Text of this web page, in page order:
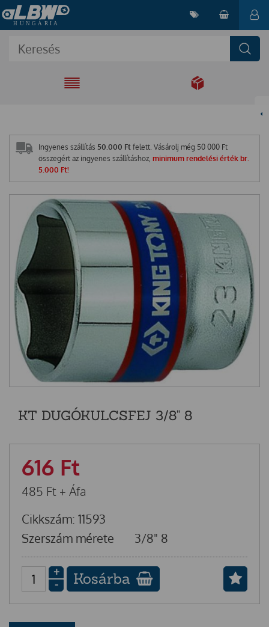
EGYÜTT A
Ingyenes szállítás 50.000 Ft felett. Vásárolj még 50 000 Ft
összegért az ingyenes szállításhoz, minimum rendelési érték br.
5.000 Ft!
KT DUGÓKULCSFEJ 3/8" 8
616 Ft
485 Ft + Áfa
Cikkszám: 11593
Szerszám mérete
3/8" 8
+
-
Kosárba